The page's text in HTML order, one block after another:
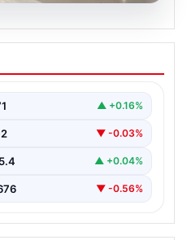
Kalite ve bahçe
Yeşille bütünleşik
▲ +0.16%
▼ -0.03%
▲ +0.04%
▼ -0.56%